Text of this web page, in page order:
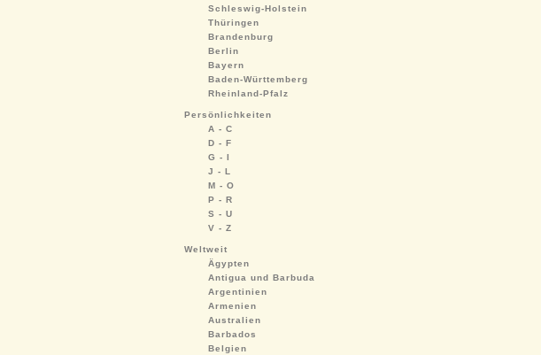
Schleswig-Holstein
Thüringen
Brandenburg
Berlin
Bayern
Baden-Württemberg
Rheinland-Pfalz
Persönlichkeiten
A - C
D - F
G - I
J - L
M - O
P - R
S - U
V - Z
Weltweit
Ägypten
Antigua und Barbuda
Argentinien
Armenien
Australien
Barbados
Belgien